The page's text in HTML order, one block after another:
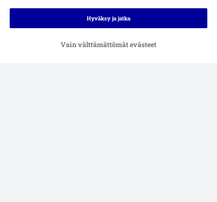
Vain välttämättömät evästeet
Hyväksy ja jatka